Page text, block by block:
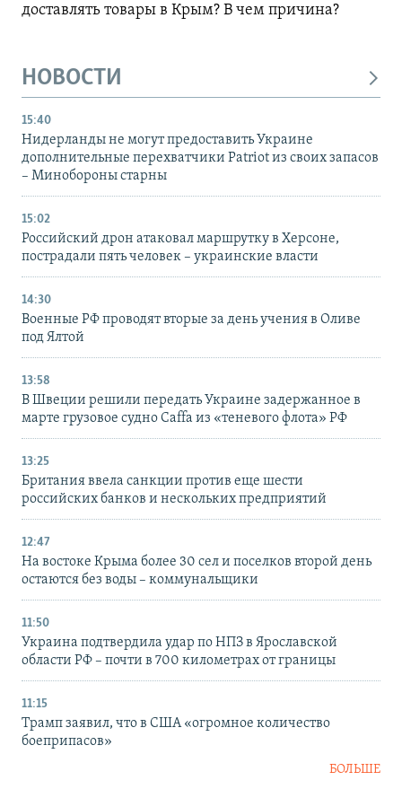
доставлять товары в Крым? В чем причина?
НОВОСТИ
15:40
Нидерланды не могут предоставить Украине
дополнительные перехватчики Patriot из своих запасов
– Минобороны старны
15:02
Российский дрон атаковал маршрутку в Херсоне,
пострадали пять человек – украинские власти
14:30
Военные РФ проводят вторые за день учения в Оливе
под Ялтой
13:58
В Швеции решили передать Украине задержанное в
марте грузовое судно Caffa из «теневого флота» РФ
13:25
Британия ввела санкции против еще шести
российских банков и нескольких предприятий
12:47
На востоке Крыма более 30 сел и поселков второй день
остаются без воды – коммунальщики
11:50
Украина подтвердила удар по НПЗ в Ярославской
области РФ – почти в 700 километрах от границы
11:15
Трамп заявил, что в США «огромное количество
боеприпасов»
БОЛЬШЕ